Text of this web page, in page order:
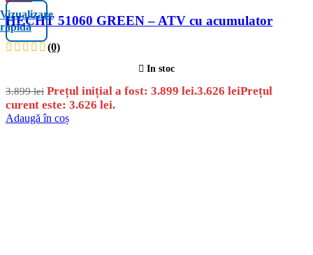
Vizualizare
rapidă
HECHT 51060 GREEN – ATV cu acumulator
(0)
In stoc
3.899lei Prețul inițial a fost: 3.899 lei.3.626 leiPrețul
curent este: 3.626 lei.
Adaugă în coș